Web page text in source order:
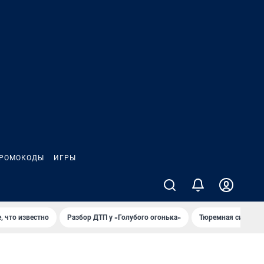
ИГРЫ
что известно Разбор ДТП у «Голубого огонька» Тюремная